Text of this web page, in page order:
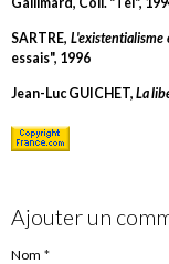
SARTRE, L'existentialisme
essais", 1996
Jean-Luc GUICHET, La
Ajouter un
Nom